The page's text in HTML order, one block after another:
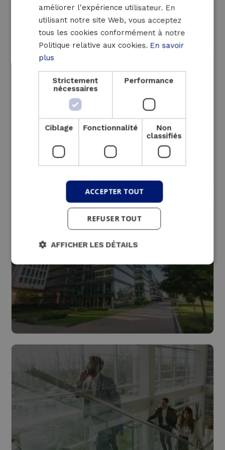
secteurs
Bâtiments
améliorer l'expérience utilisateur. En
utilisant notre site Web, vous acceptez
tous les cookies conformément à notre
Politique relative aux cookies. En savoir
plus
Strictement
nécessaires
Performance
Ciblage Fonctionnalité
Non
classifiés
ACCEPTER TOUT
REFUSER TOUT
AFFICHER LES DÉTAILS